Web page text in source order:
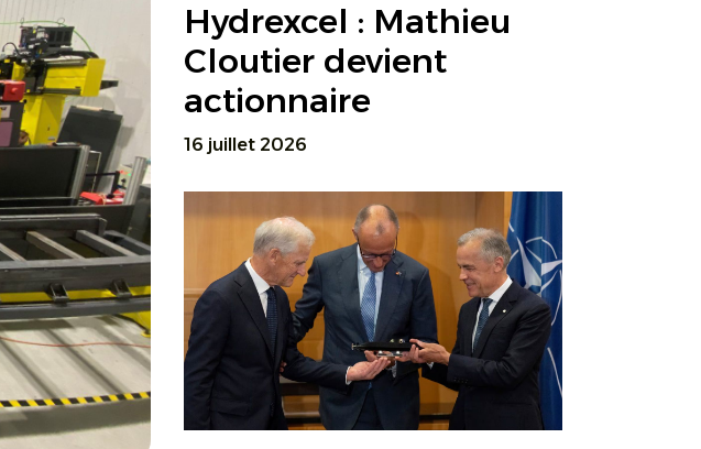
Hydrexcel : Mathieu
Cloutier devient
actionnaire
16 juillet 2026